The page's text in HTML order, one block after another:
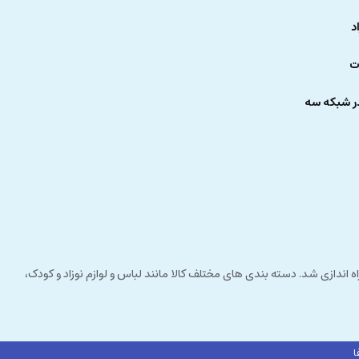
شبکه سه
مشتری مداری راه اندازی شد. دسته بندی های مختلف کالا مانند لباس و لوازم نوزاد و کودک،